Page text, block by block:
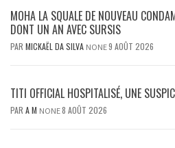
MOHA LA SQUALE DE NOUVEAU
DONT UN AN AVEC SURSIS
PAR MICKAËL DA SILVA NONE9 AOÛT 2026
TITI OFFICIAL HOSPITALISÉ, UNE
PAR A M NONE8 AOÛT 2026